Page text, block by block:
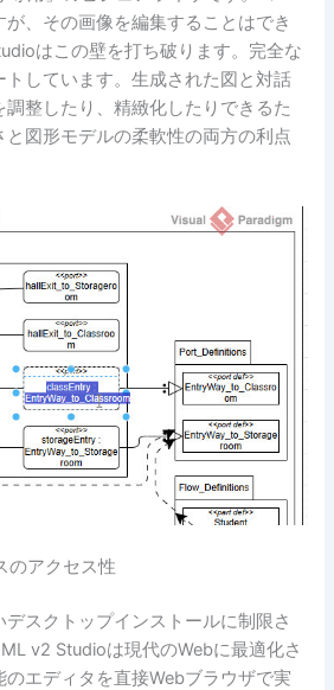
が、その画像を編集することはでき
はこの壁を打ち破ります。完全な
トしています。生成された図と対話
調整したり、精緻化したりできるた
図形モデルの柔軟性の両方の利点
のアクセス性
スクトップインストールに制限さ
v2 Studioは現代のWebに最適化さ
エディタを直接Webブラウザで実